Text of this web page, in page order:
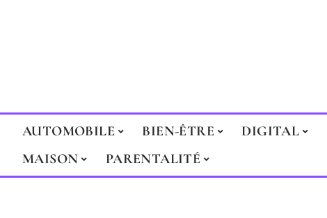
AUTOMOBILE BIEN-ÊTRE DIGITAL
MAISON
PARENTALITÉ